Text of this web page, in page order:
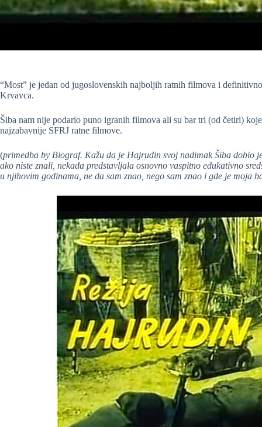
“Most” je jedan od jugoslovenskih najboljih ratnih filmova i
Krvavca.
Šiba nam nije podario puno igranih filmova ali su bar tri (od četiri)
najzabavnije SFRJ ratne filmove.
(primedba by Biograf. Kažu da je Hajrudin svoj nadimak Šiba dobio
ako niste znali, nekada predstavljala osnovno vaspitno edukativno
u njihovim godinama, ne da sam znao, nego sam znao i gde je moja